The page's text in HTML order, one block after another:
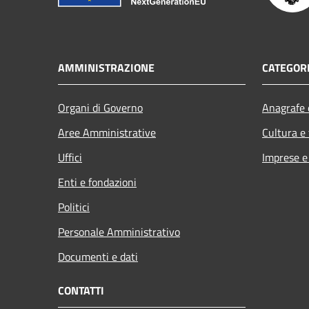
AMMINISTRAZIONE
Organi di Governo
Aree Amministrative
Uffici
Enti e fondazioni
Politici
Personale Amministrativo
Documenti e dati
Cultura
Imprese
CONTATTI